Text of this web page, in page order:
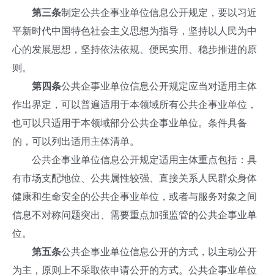
第三条制定公共企事业单位信息公开规定，要以习近
平新时代中国特色社会主义思想为指导，坚持以人民为中
心的发展思想，坚持依法依规、便民实用、稳步推进的原
则。
第四条公共企事业单位信息公开规定应当对适用主体
作出界定，可以普遍适用于本领域所有公共企事业单位，
也可以只适用于本领域部分公共企事业单位。条件具备
的，可以列出适用主体清单。
公共企事业单位信息公开规定适用主体重点包括：具
有市场支配地位、公共属性较强、直接关系人民群众身体
健康和生命安全的公共企事业单位，或者与服务对象之间
信息不对称问题突出、需要重点加强监管的公共企事业单
位。
第五条公共企事业单位信息公开的方式，以主动公开
为主，原则上不采取依申请公开的方式。公共企事业单位